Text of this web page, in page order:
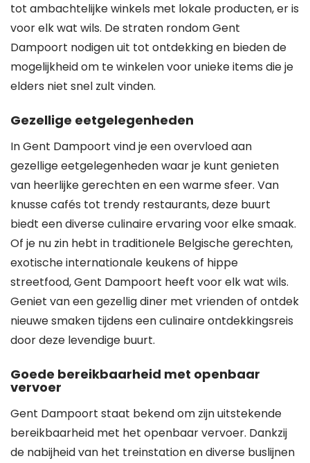
tot ambachtelijke winkels met lokale producten, er is
voor elk wat wils. De straten rondom Gent
Dampoort nodigen uit tot ontdekking en bieden de
mogelijkheid om te winkelen voor unieke items die je
elders niet snel zult vinden.
Gezellige eetgelegenheden
In Gent Dampoort vind je een overvloed aan
gezellige eetgelegenheden waar je kunt genieten
van heerlijke gerechten en een warme sfeer. Van
knusse cafés tot trendy restaurants, deze buurt
biedt een diverse culinaire ervaring voor elke smaak.
Of je nu zin hebt in traditionele Belgische gerechten,
exotische internationale keukens of hippe
streetfood, Gent Dampoort heeft voor elk wat wils.
Geniet van een gezellig diner met vrienden of ontdek
nieuwe smaken tijdens een culinaire ontdekkingsreis
door deze levendige buurt.
Goede bereikbaarheid met openbaar
vervoer
Gent Dampoort staat bekend om zijn uitstekende
bereikbaarheid met het openbaar vervoer. Dankzij
de nabijheid van het treinstation en diverse buslijnen